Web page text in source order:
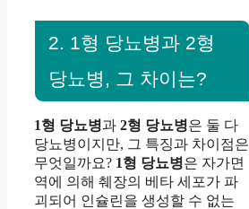
2. 1형 당뇨병과 2형
당뇨병, 그 차이는?
1형 당뇨병과 2형 당뇨병은 둘 다
당뇨병이지만, 그 특징과 차이점은
무엇일까요? 1형 당뇨병은 자가면
역에 의해 췌장의 베타 세포가 파
괴되어 인슐린을 생성할 수 없는